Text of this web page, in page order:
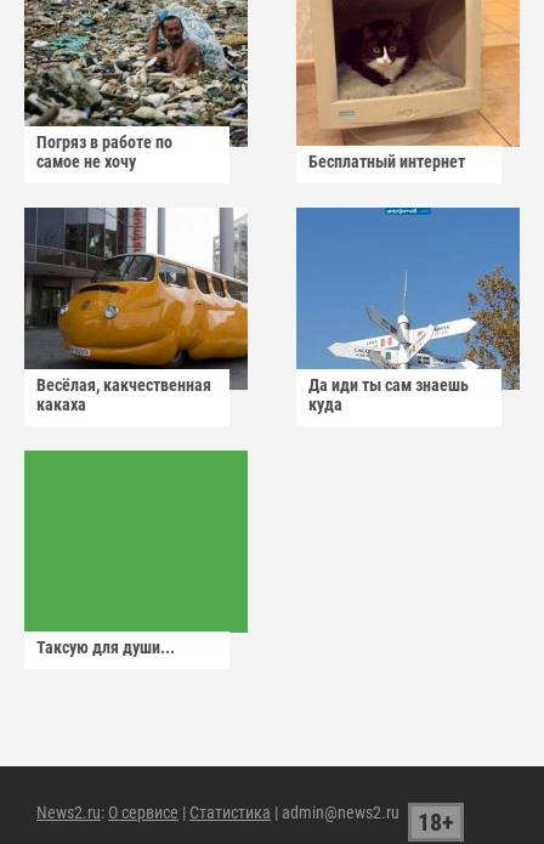
Погряз в работе по
самое не хочу
Бесплатный интернет
Весёлая, какчественная
какаха
Да иди ты сам знаешь
куда
Таксую для души...
News2.ru: О сервисе | Статистика | admin@news2.ru 18+